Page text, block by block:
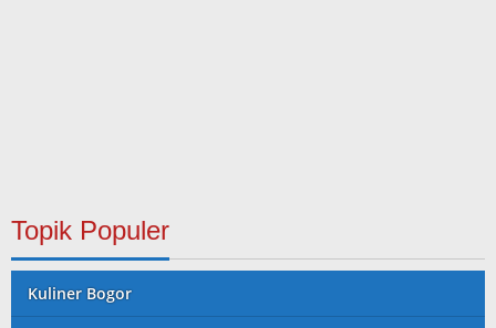
Topik Populer
Kuliner Bogor